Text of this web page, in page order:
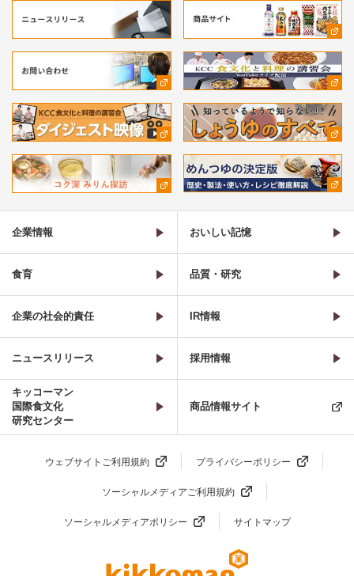
企業情報 おいしい記憶
食育 品質・研究
企業の社会的責任 IR情報
ニュースリリース 採用情報
キッコーマン
国際食文化
研究センター
商品情報サイト
ウェブサイトご利用規約 プライバシーポリシー
ソーシャルメディアご利用規約
ソーシャルメディアポリシー サイトマップ